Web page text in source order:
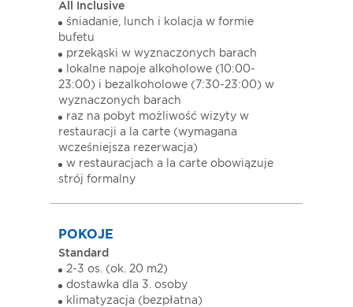
All Inclusive
śniadanie, lunch i kolacja w formie
bufetu
przekąski w wyznaczonych barach
lokalne napoje alkoholowe (10:00-
23:00) i bezalkoholowe (7:30-23:00) w
wyznaczonych barach
raz na pobyt możliwość wizyty w
restauracji a la carte (wymagana
wcześniejsza rezerwacja)
w restauracjach a la carte obowiązuje
strój formalny
POKOJE
Standard
2-3 os. (ok. 20 m2)
dostawka dla 3. osoby
klimatyzacja (bezpłatna)